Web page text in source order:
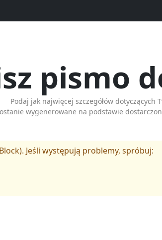
pismo
Podaj jak najwięcej szczegółów dotyczących
wygenerowane na podstawie
Jeśli występują problemy, spróbuj: